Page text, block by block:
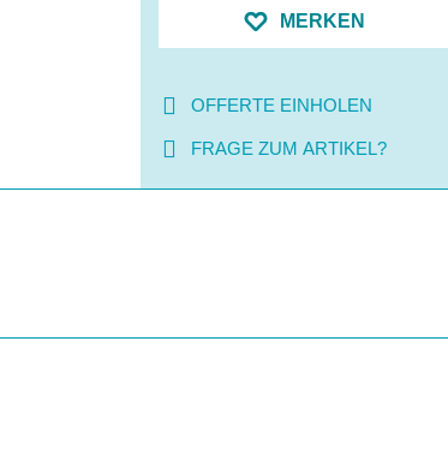
MERKEN
OFFERTE EINHOLEN
FRAGE ZUM ARTIKEL?